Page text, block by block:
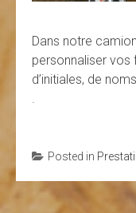
Dans notre
personnaliser vos
d’initiales, de
.
Posted in